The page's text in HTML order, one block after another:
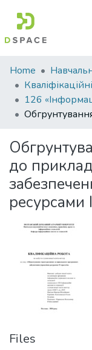
Communities
&
Collections
All of DSpace
Statistics
Home
до
ресурсами
Files